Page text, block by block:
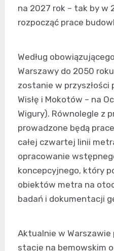
na 2027 rok – tak by w
rozpocząć prace
Według
Warszawy do 2050
zostanie w przyszłości
Wisłę i Mokotów – na
Wigury). Równolegle z
prowadzone będą
całej czwartej linii
opracowanie
koncepcyjnego, który
obiektów metra na
badań i dokumentacji
Aktualnie w
stacje na bemowskim